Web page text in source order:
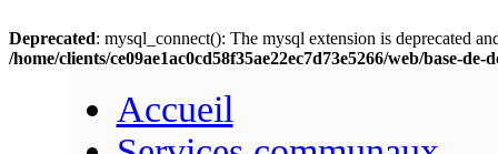
Deprecated: mysql_connect(): The mysql extension is deprecated
/home/clients/ce09ae1ac0cd58f35ae22ec7d73e5266/web/base-de-
Accueil